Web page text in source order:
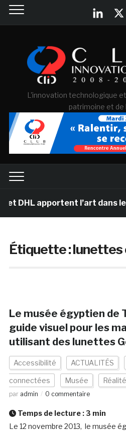
L'innovation technologique
patrimoine et de
DHL apportent l’art dans les
Étiquette :lunettes
Le musée égyptien de
guide visuel pour les
utilisant des lunettes
Accessibilité ACTUALITÉS
connectées Musée
par admin 0 commentaire
Temps de lecture : 3 min
Le 12 novembre 2013, le musée